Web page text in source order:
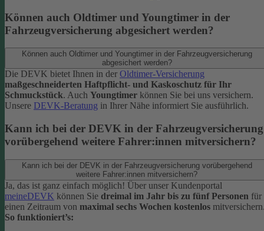
Können auch Oldtimer und Youngtimer in der
Fahrzeugversicherung abgesichert werden?
Können auch Oldtimer und Youngtimer in der Fahrzeugversicherung
abgesichert werden?
Die DEVK bietet Ihnen in der Oldtimer-Versicherung
maßgeschneiderten Haftpflicht- und Kaskoschutz für Ihr
Schmuckstück. Auch Youngtimer können Sie bei uns versichern.
Unsere DEVK-Beratung in Ihrer Nähe informiert Sie ausführlich.
Kann ich bei der DEVK in der Fahrzeugversicherung
vorübergehend weitere Fahrer:innen mitversichern?
Kann ich bei der DEVK in der Fahrzeugversicherung vorübergehend
weitere Fahrer:innen mitversichern?
Ja, das ist ganz einfach möglich! Über unser Kundenportal
meineDEVK können Sie dreimal im Jahr bis zu fünf Personen für
einen Zeitraum von maximal sechs Wochen kostenlos
So funktioniert’s: